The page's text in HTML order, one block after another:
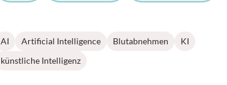
AI Artificial Intelligence Blutabnehmen
KI
künstliche Intelligenz